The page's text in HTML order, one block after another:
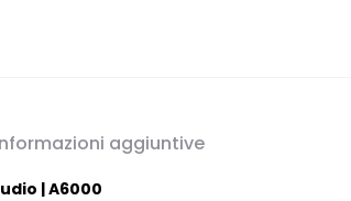
aggiuntive
|A6000